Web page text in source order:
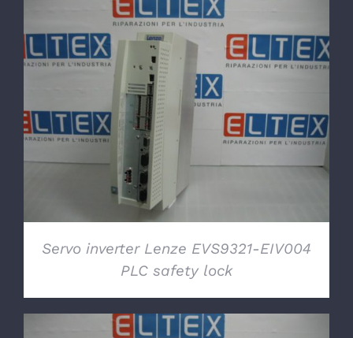
DETTAGLI
Servo inverter Lenze EVS9321-EIV004
PLC safety lock